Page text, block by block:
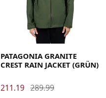
Medium X-Large
PATAGONIA GRANITE
CREST RAIN JACKET (GRÜN)
211.19 289.99